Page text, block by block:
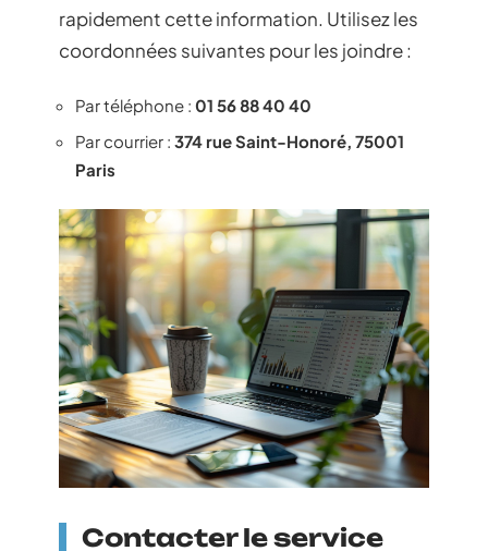
rapidement cette information. Utilisez les
coordonnées suivantes pour les joindre :
Par téléphone : 01 56 88 40 40
Par courrier : 374 rue Saint-Honoré, 75001
Paris
Contacter le service